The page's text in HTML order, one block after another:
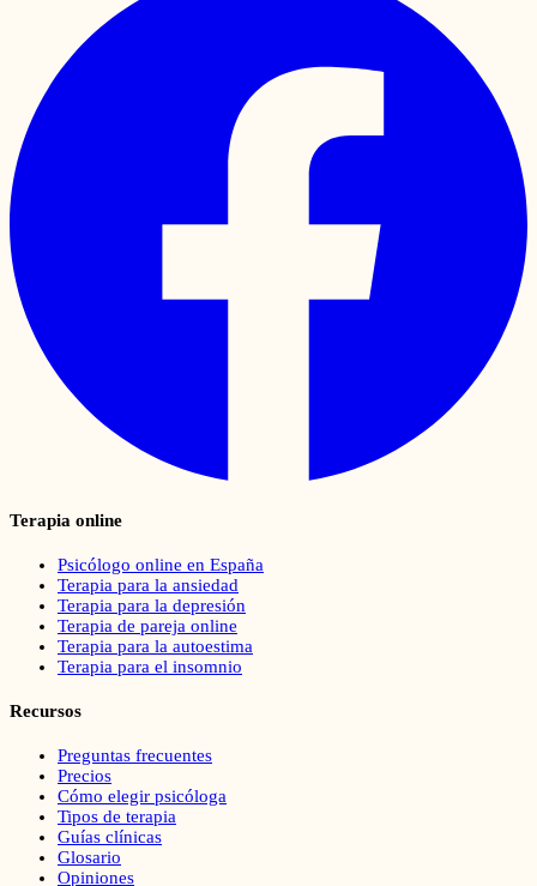
Terapia online
Psicólogo online en España
Terapia para la ansiedad
Terapia para la depresión
Terapia de pareja online
Terapia para la autoestima
Terapia para el insomnio
Recursos
Preguntas frecuentes
Precios
Cómo elegir psicóloga
Tipos de terapia
Guías clínicas
Glosario
Opiniones